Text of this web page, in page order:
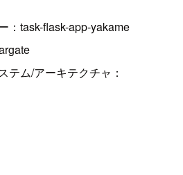
：task-flask-app-yakame
テム/アーキテクチャ：